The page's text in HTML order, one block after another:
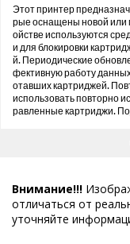
Этот принтер
рые оснащены новой или
ойстве используются
и для блокировки
й. Периодические
фективную работу
отавших картриджей.
использовать повторно
равленные картриджи.
Внимание!!!
отличаться от
уточняйте